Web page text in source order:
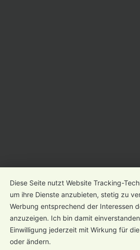
Diese Seite nutzt Website Tracking-
um ihre Dienste anzubieten, stetig zu
Werbung entsprechend der Interessen
anzuzeigen. Ich bin damit
Einwilligung jederzeit mit Wirkung für
oder ändern.